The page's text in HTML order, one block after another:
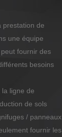
prestation de
une équipe
fournir des
besoins
ligne de
de sols
/ panneaux
fournir les